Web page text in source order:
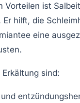
Vorteilen ist
hilft, die
eine
sind: